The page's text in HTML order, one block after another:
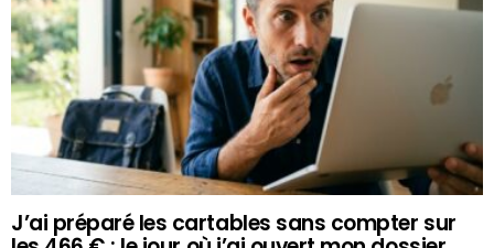
J’ai préparé les cartables sans compter sur